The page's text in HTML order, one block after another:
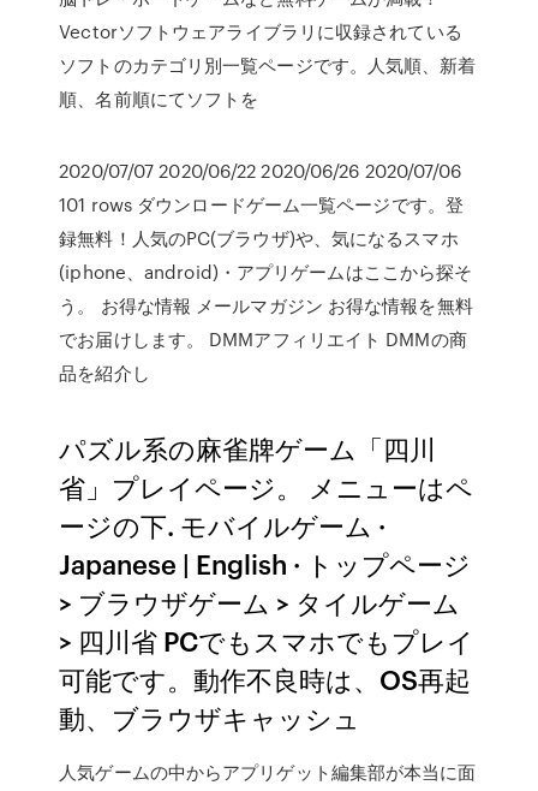
Vectorソフトウェアライブラリに収録されている
ソフトのカテゴリ別一覧ページです。人気順、新着
順、名前順にてソフトを
2020/07/07 2020/06/22 2020/06/26 2020/07/06
101 rows ダウンロードゲーム一覧ページです。登
録無料！人気のPC(ブラウザ)や、気になるスマホ
(iphone、android)・アプリゲームはここから探そ
う。 お得な情報 メールマガジン お得な情報を無料
でお届けします。 DMMアフィリエイト DMMの商
品を紹介し
パズル系の麻雀牌ゲーム「四川
省」プレイページ。 メニューはペ
ージの下. モバイルゲーム ·
Japanese | English · トップページ
> ブラウザゲーム > タイルゲーム
> 四川省 PCでもスマホでもプレイ
可能です。動作不良時は、OS再起
動、ブラウザキャッシュ
人気ゲームの中からアプリゲット編集部が本当に面